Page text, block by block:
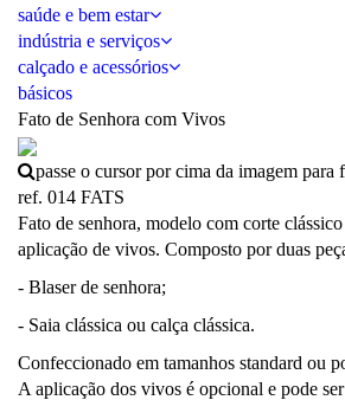
saúde e bem estar
indústria e serviços
calçado e acessórios
básicos
Fato de Senhora com Vivos
passe o cursor por cima da imagem para
ref. 014 FATS
Fato de senhora, modelo com corte
aplicação de vivos. Composto por duas
- Blaser de senhora;
- Saia clássica ou calça clássica.
Confeccionado em tamanhos standard ou
A aplicação dos vivos é opcional e pode